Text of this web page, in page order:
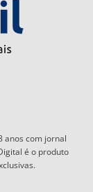
anos com jornal
é o produto